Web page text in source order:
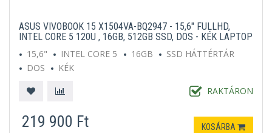
ASUS VIVOBOOK 15 X1504VA-BQ2947 - 15,6" FULLHD,
INTEL CORE 5 120U , 16GB, 512GB SSD, DOS - KÉK LAPTOP
15,6"
INTEL CORE 5 16GB
SSD HÁTTÉRTÁR
DOS
KÉK
RAKTÁRON
219 900 Ft KOSÁRBA